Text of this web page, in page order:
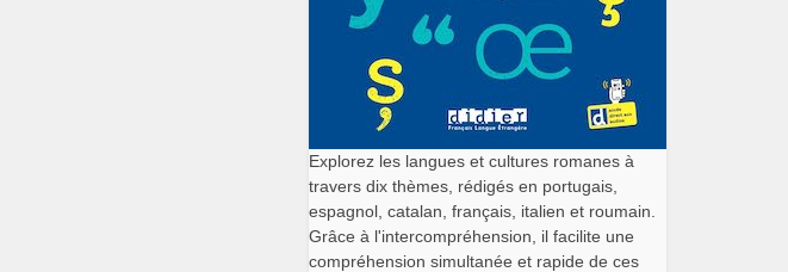
Explorez les langues et cultures romanes à
travers dix thèmes, rédigés en portugais,
espagnol, catalan, français, italien et roumain.
Grâce à l'intercompréhension, il facilite une
compréhension simultanée et rapide de ces